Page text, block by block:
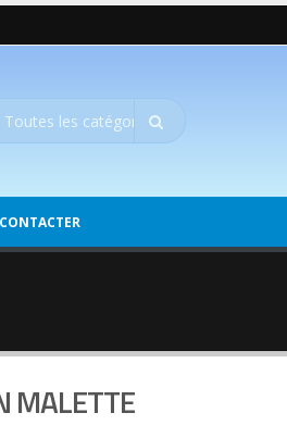
MALETTE